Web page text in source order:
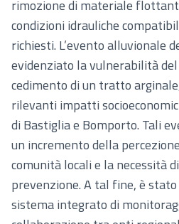
rimozione di materiale
condizioni idrauliche
richiesti. L’evento alluvionale
evidenziato la vulnerabilità
cedimento di un tratto
rilevanti impatti
di Bastiglia e Bomporto. Tali
un incremento della
comunità locali e la necessità
prevenzione. A tal fine, è
sistema integrato di